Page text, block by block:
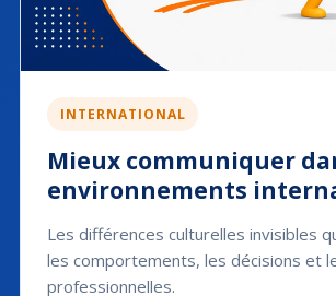
INTERNATIONAL
Mieux communiquer
environnements
Les différences culturelles invisibles
les comportements, les décisions et
professionnelles.